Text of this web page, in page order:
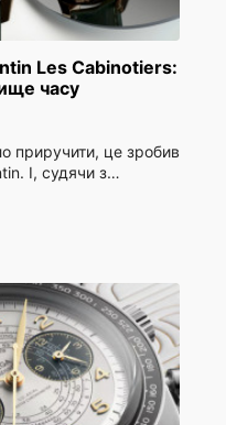
Les Cabinotiers:
часу
приручити, це зробив
І, судячи з…